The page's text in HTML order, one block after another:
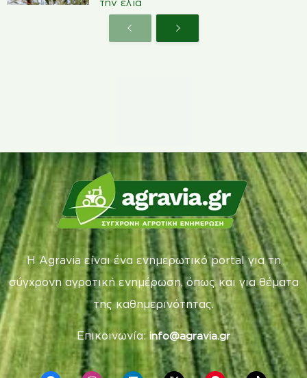
Η Agravia είναι ένα ενημερωτικό portal για τη
σύγχρονη αγροτική ενημέρωση, όπως και για θέματα
της καθημερινότητας.
Επικοινωνία: info@agravia.gr